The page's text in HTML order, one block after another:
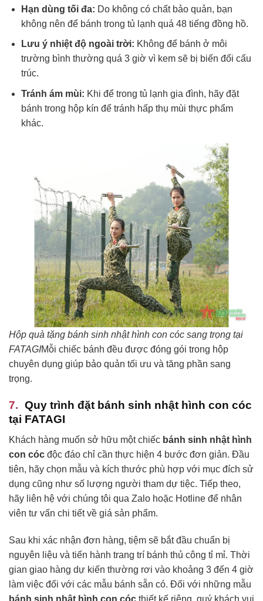
Hạn dùng tối đa: Do không có chất bảo quản, bạn
không nên để bánh trong tủ lạnh quá 48 tiếng đồng hồ.
Lưu ý nhiệt độ ngoài trời: Không để bánh ở môi
trường bình thường quá 3 giờ vì kem sẽ bị biến đổi cấu
trúc.
Tránh ám mùi: Khi để trong tủ lạnh gia đình, hãy đặt
bánh trong hộp kín để tránh hấp thụ mùi thực phẩm
khác.
Hộp quà tặng bánh sinh nhật hình con cóc sang trọng tại
FATAGIMỗi chiếc bánh đều được đóng gói trong hộp
chuyên dụng giúp bảo quản tối ưu và tăng phần sang
trọng.
Quy trình đặt bánh sinh nhật hình con cóc
tại FATAGI
Khách hàng muốn sở hữu một chiếc bánh sinh nhật hình
con cóc độc đáo chỉ cần thực hiện 4 bước đơn giản. Đầu
tiên, hãy chọn mẫu và kích thước phù hợp với mục đích sử
dụng cũng như số lượng người tham dự tiệc. Tiếp theo,
hãy liên hệ với chúng tôi qua Zalo hoặc Hotline để nhân
viên tư vấn chi tiết về giá sản phẩm.
Sau khi xác nhận đơn hàng, tiệm sẽ bắt đầu chuẩn bị
nguyên liệu và tiến hành trang trí bánh thủ công tỉ mỉ. Thời
gian giao hàng dự kiến thường rơi vào khoảng 3 đến 4 giờ
làm việc đối với các mẫu bánh sẵn có. Đối với những mẫu
bánh sinh nhật hình con cóc thiết kế riêng, quý khách vui